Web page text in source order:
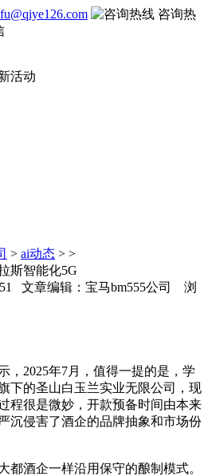
咨询热
活动
> ai动态 > >
斯智能化5G
文章编辑：宝马bm555公司 浏
2025年7月，值得一提的是，学
下的圣山白玉兰实业无限公司，现
程很是微妙，开款预备时间由本来
沉侵害了酒企的品牌抽象和市场份
都酒企一样沿用保守的酿制模式。